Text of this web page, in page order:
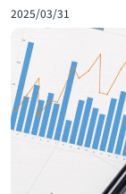
2025/03/31